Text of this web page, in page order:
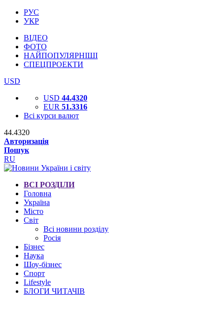
РУС
УКР
ВІДЕО
ФОТО
НАЙПОПУЛЯРНІШІ
СПЕЦПРОЕКТИ
USD
USD 44.4320
EUR 51.3316
Всі курси валют
44.4320
Авторизація
Пошук
RU
ВСІ РОЗДІЛИ
Головна
Україна
Місто
Світ
Всі новини розділу
Росія
Бізнес
Наука
Шоу-бізнес
Спорт
Lifestyle
БЛОГИ ЧИТАЧІВ